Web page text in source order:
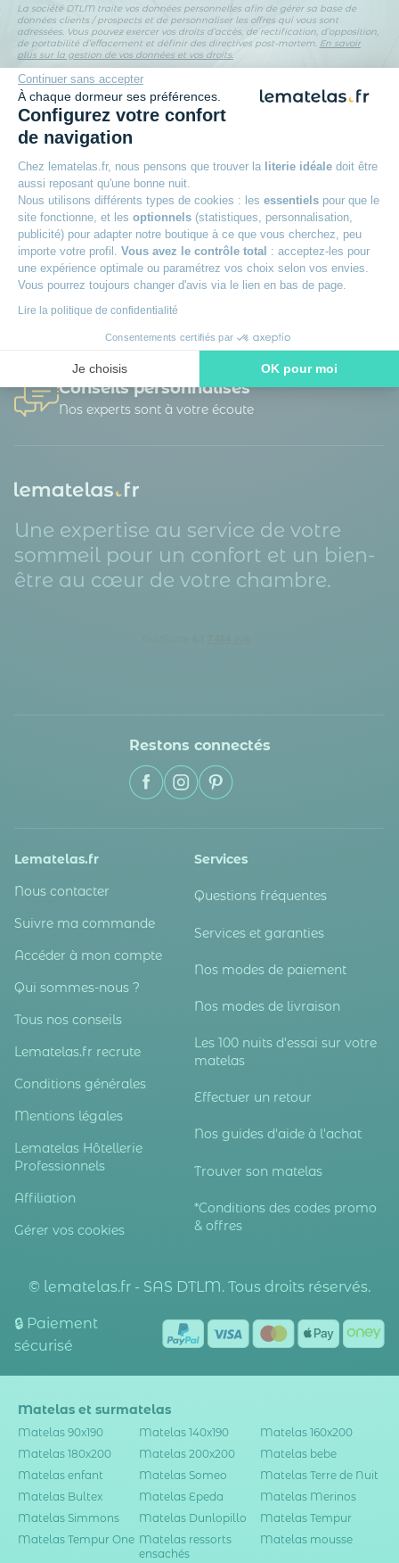
Continuer sans accepter
À chaque dormeur ses préférences.
Configurez votre confort
de navigation
Chez lematelas.fr, nous pensons que trouver la literie idéale doit être
aussi reposant qu'une bonne nuit.
Nous utilisons différents types de cookies : les essentiels pour que le
site fonctionne, et les optionnels (statistiques, personnalisation,
publicité) pour adapter notre boutique à ce que vous cherchez, peu
importe votre profil. Vous avez le contrôle total : acceptez-les pour
une expérience optimale ou paramétrez vos choix selon vos envies.
Vous pourrez toujours changer d'avis via le lien en bas de page.
Lire la politique de confidentialité
Consentements certifiés par
Je choisis OK pour moi
Axeptio consent
Plateforme de Gestion du Consentement : Personnalisez vos
La société DTLM traite vos données personnelles afin de gérer sa base de
données clients / prospects et de personnaliser les offres qui vous sont
adressées. Vous pouvez exercer vos droits d’accès, de rectification, d’opposition,
de portabilité d’effacement et définir des directives post-mortem. En savoir
plus sur la gestion de vos données et vos droits.
100 nuits d’essai
Pour adopter votre matelas
Reprise ancienne literie
Pour vous faciliter le recyclage
3 fois sans frais possible
A partir de 150 € d’achat
Livraison offerte
Conseils personnalisés
Nos experts sont à votre écoute
Une expertise au service de votre
sommeil pour un confort et un bien-
être au cœur de votre chambre.
Restons connectés
Lematelas.fr
Nous contacter
Suivre ma commande
Accéder à mon compte
Qui sommes-nous ?
Tous nos conseils
Lematelas.fr recrute
Conditions générales
Mentions légales
Lematelas Hôtellerie
Professionnels
Affiliation
Gérer vos cookies
Services
Questions fréquentes
Services et garanties
Nos modes de paiement
Nos modes de livraison
Les 100 nuits d'essai sur votre
matelas
Effectuer un retour
Nos guides d'aide à l'achat
Trouver son matelas
*Conditions des codes promo
& offres
© lematelas.fr - SAS DTLM. Tous droits réservés.
🔒 Paiement
sécurisé
Matelas et surmatelas
Matelas 90x190 Matelas 140x190
Matelas 160x200
Matelas 180x200
Matelas 200x200
Matelas bebe
Matelas enfant
Matelas Someo
Matelas Terre de Nuit
Matelas Bultex
Matelas Epeda
Matelas Merinos
Matelas Simmons
Matelas Dunlopillo
Matelas Tempur
Matelas Tempur One Matelas ressorts
ensachés
Matelas mousse